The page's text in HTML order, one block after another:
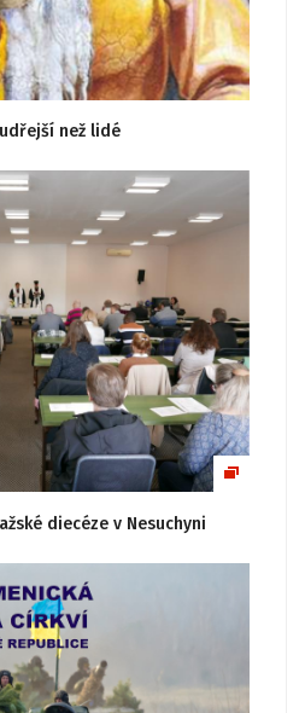
než lidé
diecéze v Nesuchyni